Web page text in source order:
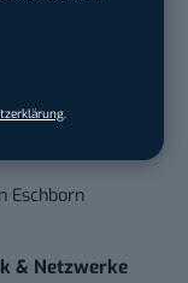
Eschborn
& Netzwerke